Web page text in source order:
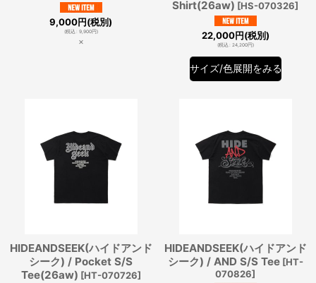
9,000円(税別)
(税込 9,900円)
×
Shirt(26aw) [HS-070326]
22,000円(税別)
(税込 24,200円)
サイズ/色展開をみる
HIDEANDSEEK(ハイドアンド
シーク) / Pocket S/S
Tee(26aw) [HT-070726]
HIDEANDSEEK(ハイドアンド
シーク) / AND S/S Tee [HT-
070826]